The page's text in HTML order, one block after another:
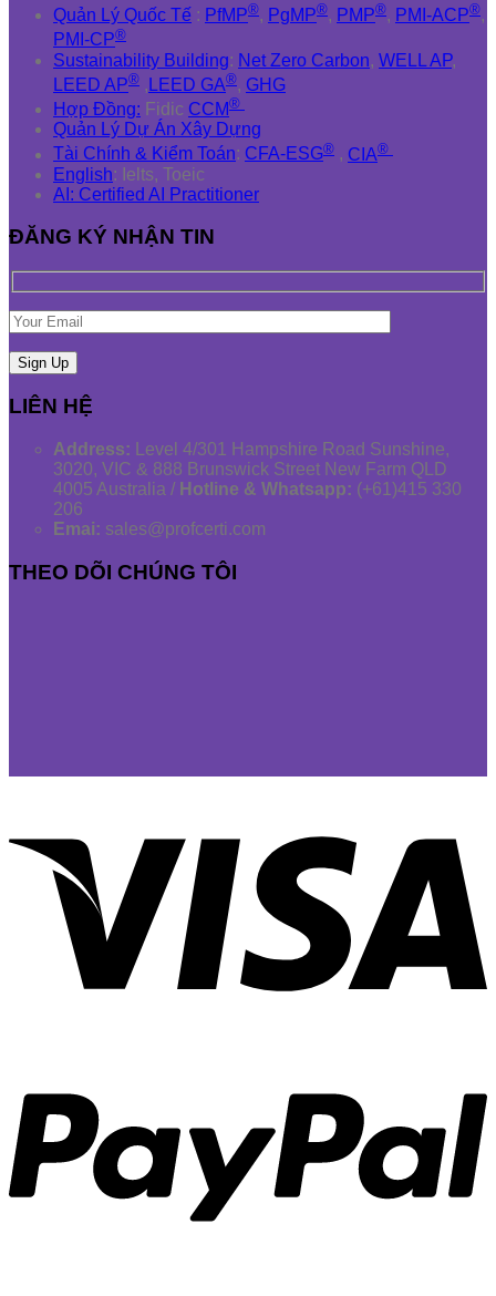
Quản Lý Quốc Tế : PfMP®, PgMP®, PMP®, PMI-ACP®,
PMI-CP®
Sustainability Building: Net Zero Carbon, WELL AP,
LEED AP® , LEED GA®, GHG
Hợp Đồng: Fidic CCM®
Quản Lý Dự Án Xây Dựng
Tài Chính & Kiểm Toán: CFA-ESG® , CIA®
English: Ielts, Toeic
AI: Certified AI Practitioner
ĐĂNG KÝ NHẬN TIN
LIÊN HỆ
Address: Level 4/301 Hampshire Road Sunshine,
3020, VIC & 888 Brunswick Street New Farm QLD
4005 Australia / Hotline & Whatsapp: (+61)415 330
206
Emai: sales@profcerti.com
THEO DÕI CHÚNG TÔI